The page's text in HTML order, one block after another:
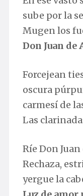
sube por la
Mugen los
Don Juan de
Forcejean
oscura
carmesí de
Las
Ríe Don
Rechaza,
yergue la